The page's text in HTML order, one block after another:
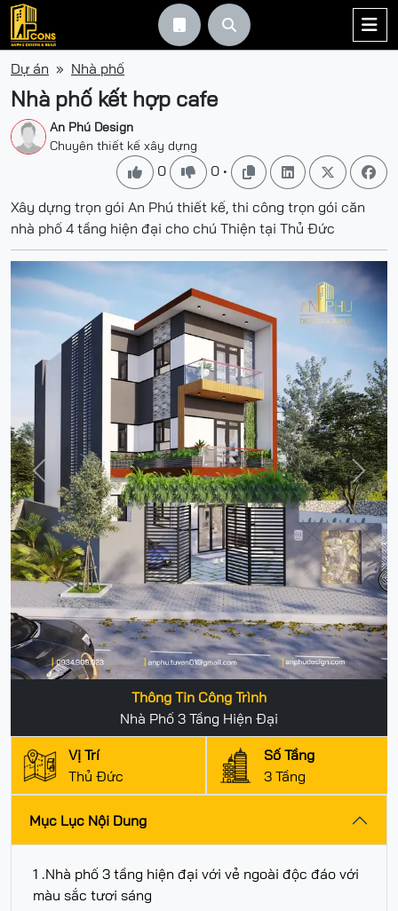


Dự án Nhà phố
Nhà phố kết hợp cafe
An Phú Design
Chuyên thiết kế xây dựng
 0  0 •    
Xây dựng trọn gói An Phú thiết kế, thi công trọn gói căn
nhà phố 4 tầng hiện đại cho chú Thiện tại Thủ Đức
Previous Next
Thông Tin Công Trình
Nhà Phố 3 Tầng Hiện Đại
Vị Trí
Thủ Đức
Số Tầng
3 Tầng
Mục Lục Nội Dung
1 .Nhà phố 3 tầng hiện đại với vẻ ngoài độc đáo với
màu sắc tươi sáng